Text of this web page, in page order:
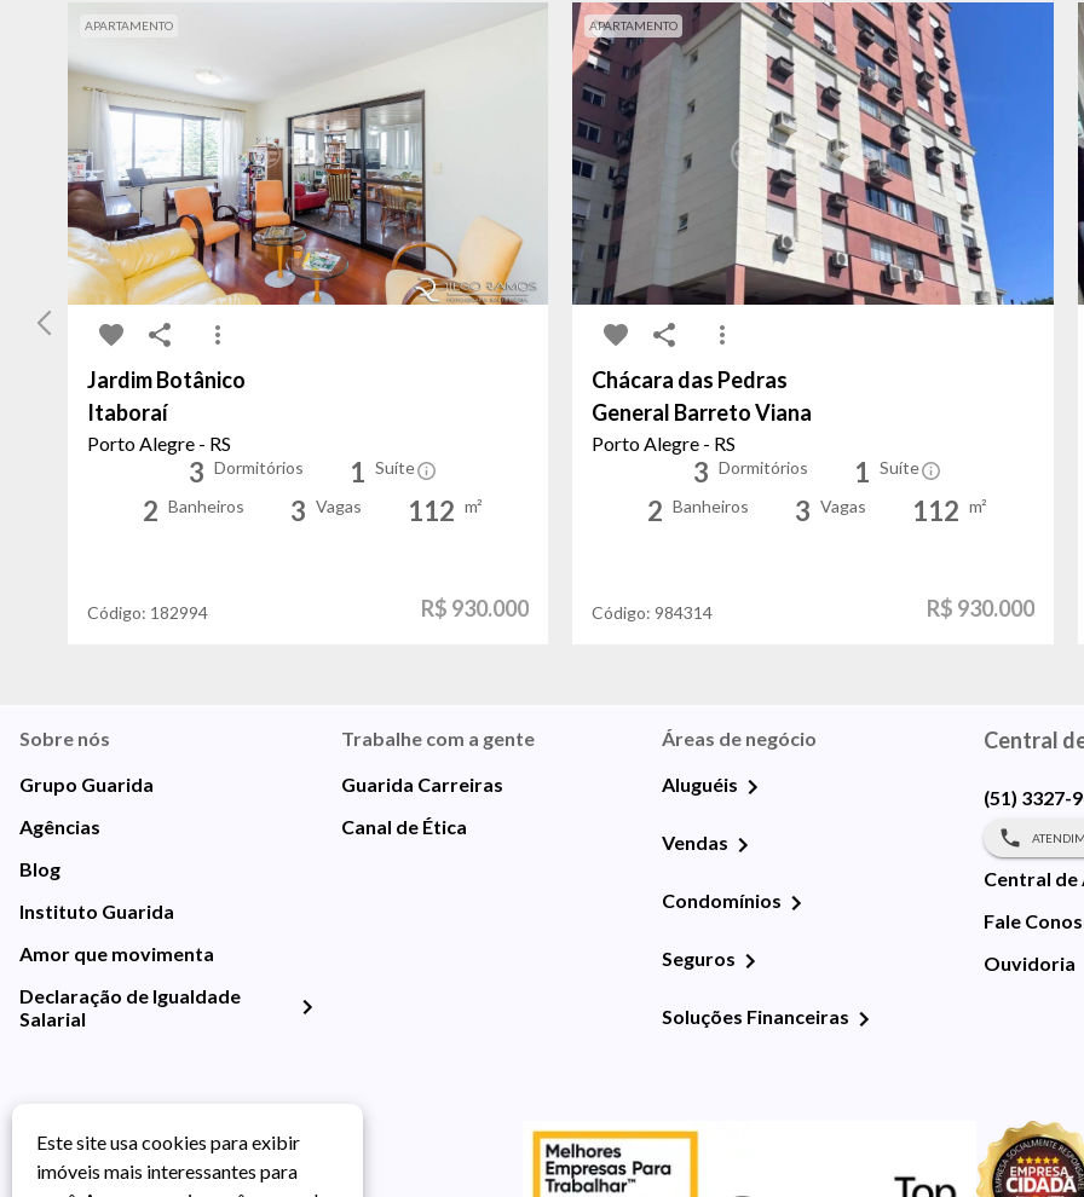
APARTAMENTO
Jardim Botânico
Itaboraí
Porto Alegre - RS
3 Dormitórios 1 Suíte
2 Banheiros 3 Vagas 112 m²
Código: 182994 R$ 930.000
APARTAMENTO
Chácara das Pedras
General Barreto Viana
Porto Alegre - RS
3 Dormitórios 1 Suíte
2 Banheiros 3 Vagas 112 m²
Código:984314 R$ 930.000
Sobre nós
Grupo Guarida
Agências
Blog
Instituto Guarida
Amor que movimenta
Declaração de Igualdade
Salarial
Trabalhe com a gente
Guarida Carreiras
Canal de Ética
Áreas de negócio
Aluguéis
Vendas
Condomínios
Seguros
Soluções Financeiras
Central
(51) 3327-
Central de
Fale
Ouvidoria
Este site usa cookies para exibir
imóveis mais interessantes para